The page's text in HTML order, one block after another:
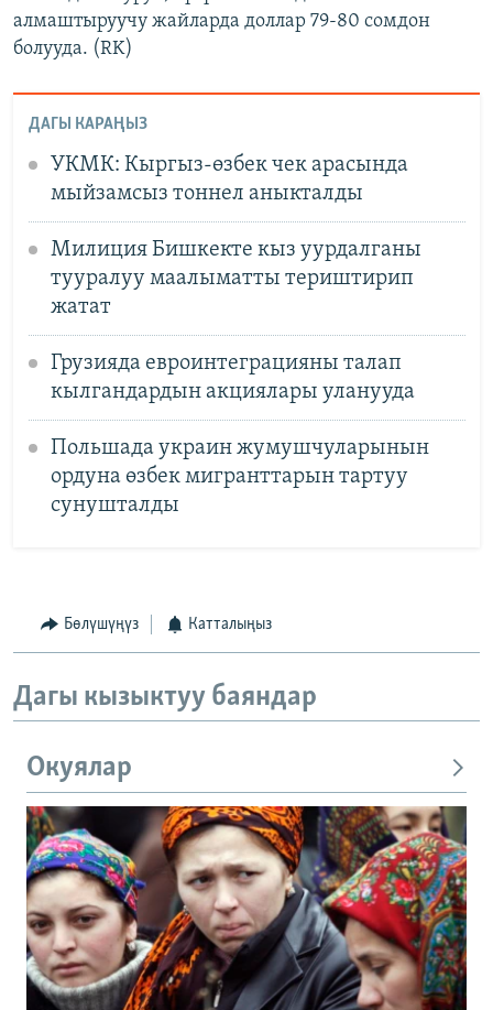
алмаштыруучу жайларда доллар 79-80 сомдон
болууда. (RK)
ДАГЫ КАРАҢЫЗ
УКМК: Кыргыз-өзбек чек арасында
мыйзамсыз тоннел аныкталды
Милиция Бишкекте кыз уурдалганы
тууралуу маалыматты териштирип
жатат
Грузияда евроинтеграцияны талап
кылгандардын акциялары уланууда
Польшада украин жумушчуларынын
ордуна өзбек мигранттарын тартуу
сунушталды
Бөлүшүңүз Катталыңыз
Дагы кызыктуу баяндар
Окуялар